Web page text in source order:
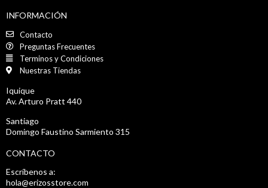
INFORMACIÓN
Contacto
Preguntas Frecuentes
Terminos y Condiciones
Nuestras Tiendas
Iquique
Av. Arturo Pratt 440
Santiago
Domingo Faustino Sarmiento 315
CONTACTO
Escríbenos a:
hola@erizosstore.com